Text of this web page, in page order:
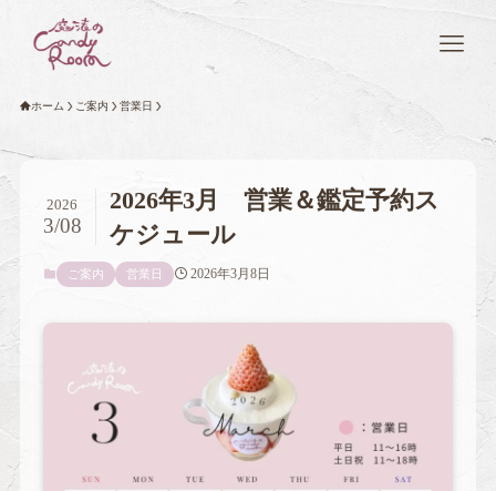
ホーム ご案内 営業日
2026年3月 営業＆鑑定予約ス
ケジュール
2026
3/08
ご案内 営業日 2026年3月8日